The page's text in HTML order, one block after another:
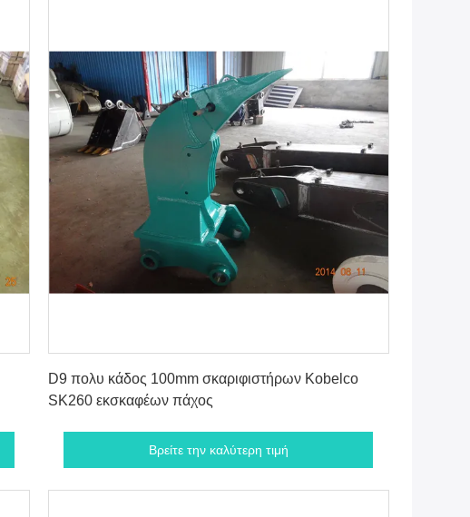
D9 πολυ κάδος 100mm σκαριφιστήρων Kobelco
SK260 εκσκαφέων πάχος
Βρείτε την καλύτερη τιμή